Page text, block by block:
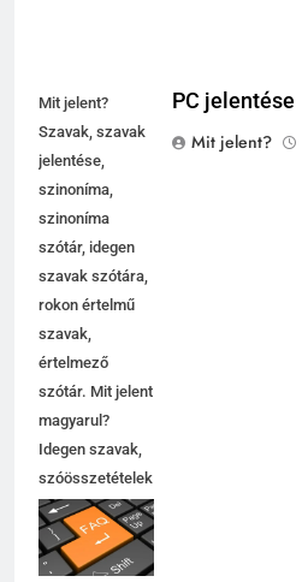
Mit jelent?
Szavak, szavak
jelentése,
szinoníma,
szinoníma
szótár, idegen
szavak szótára,
rokon értelmű
szavak,
értelmező
szótár. Mit jelent
magyarul?
Idegen szavak,
szóösszetételek
jelentése,
magyarázata,
használata,
PC jelentése
Mit jelent?